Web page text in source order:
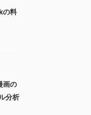
の料
画の
分析